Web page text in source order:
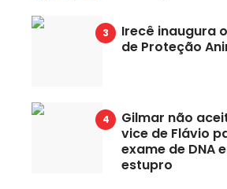
Irecê inaugura
de Proteção
Gilmar não
vice de Flávio
exame de DNA
estupro